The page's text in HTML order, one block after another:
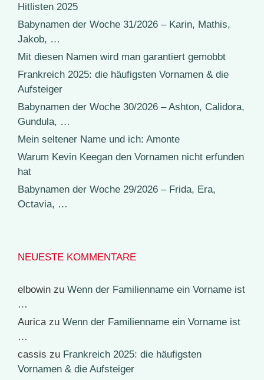
Hitlisten 2025
Babynamen der Woche 31/2026 – Karin, Mathis,
Jakob, …
Mit diesen Namen wird man garantiert gemobbt
Frankreich 2025: die häufigsten Vornamen & die
Aufsteiger
Babynamen der Woche 30/2026 – Ashton, Calidora,
Gundula, …
Mein seltener Name und ich: Amonte
Warum Kevin Keegan den Vornamen nicht erfunden
hat
Babynamen der Woche 29/2026 – Frida, Era,
Octavia, …
NEUESTE KOMMENTARE
elbowin zu Wenn der Familienname ein Vorname ist
…
Auricazu Wenn der Familienname ein Vorname ist
…
cassis zu Frankreich 2025: die häufigsten
Vornamen & die Aufsteiger